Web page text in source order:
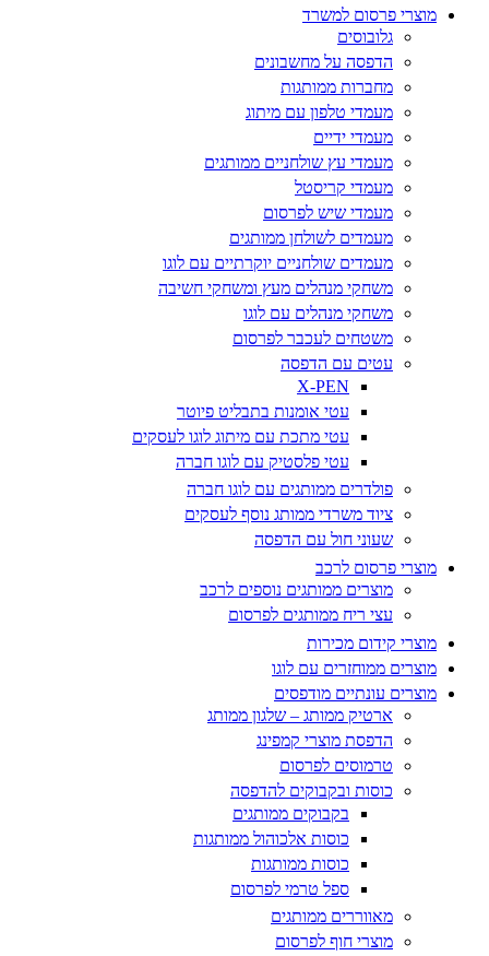
מוצרי פרסום למשרד
גלובוסים
הדפסה על מחשבונים
מחברות ממותגות
מעמדי טלפון עם מיתוג
מעמדי ידיים
מעמדי עץ שולחניים ממותגים
מעמדי קריסטל
מעמדי שיש לפרסום
מעמדים לשולחן ממותגים
מעמדים שולחניים יוקרתיים עם לוגו
משחקי מנהלים מעץ ומשחקי חשיבה
משחקי מנהלים עם לוגו
משטחים לעכבר לפרסום
עטים עם הדפסה
X-PEN
עטי אומנות בתבליט פיוטר
עטי מתכת עם מיתוג לוגו לעסקים
עטי פלסטיק עם לוגו חברה
פולדרים ממותגים עם לוגו חברה
ציוד משרדי ממותג נוסף לעסקים
שעוני חול עם הדפסה
מוצרי פרסום לרכב
מוצרים ממותגים נוספים לרכב
עצי ריח ממותגים לפרסום
מוצרי קידום מכירות
מוצרים ממוחזרים עם לוגו
מוצרים עונתיים מודפסים
ארטיק ממותג – שלגון ממותג
הדפסת מוצרי קמפינג
טרמוסים לפרסום
כוסות ובקבוקים להדפסה
בקבוקים ממותגים
כוסות אלכוהול ממותגות
כוסות ממותגות
ספל טרמי לפרסום
מאווררים ממותגים
מוצרי חוף לפרסום